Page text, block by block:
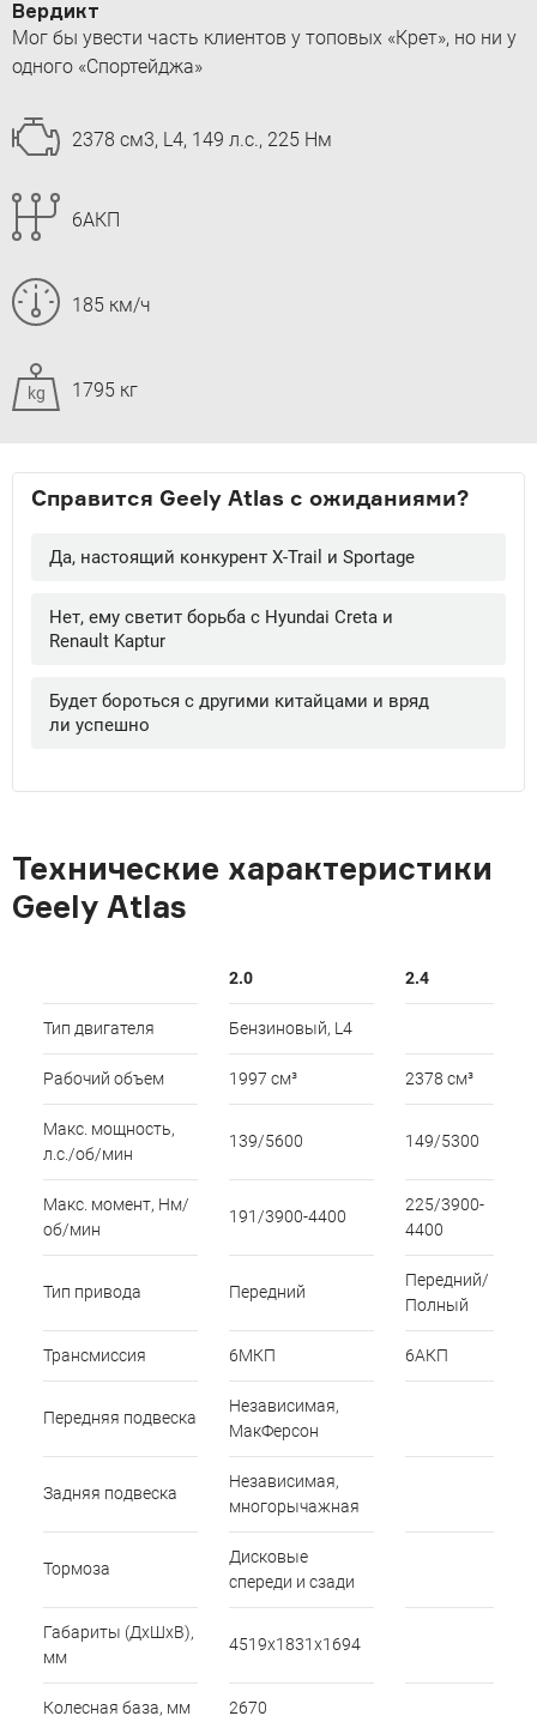
Вердикт
Мог бы увести часть клиентов у топовых «Крет», но ни у
одного «Спортейджа»
2378 см3, L4, 149 л.с., 225 Нм
6АКП
185 км/ч
kg 1795 кг
Технические характеристики
Geely Atlas
2.0 2.4
Тип двигателя Бензиновый, L4
Рабочий объем 1997 см³ 2378 см³
Макс. мощность,
л.с./об/мин
139/5600 149/5300
Макс. момент, Нм/
об/мин
191/3900-4400
225/3900-
4400
Тип привода Передний
Передний/
Полный
Трансмиссия 6МКП 6АКП
Передняя подвеска
Независимая,
МакФерсон
Задняя подвеска
Независимая,
многорычажная
Тормоза
Дисковые
спереди и сзади
Габариты (ДхШхВ),
мм
4519х1831х1694
Колесная база, мм 2670